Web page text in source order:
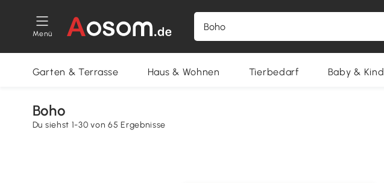
Menü
Garten & Terrasse Haus & Wohnen Tierbedarf Baby & Kind
Boho
Du siehst 1-30 von 65 Ergebnisse